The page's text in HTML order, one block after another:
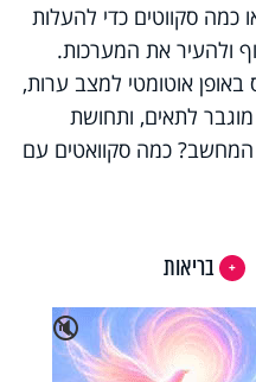
כמה סקווטים כדי להעלות
ולהעיר את המערכות.
אוטומטי למצב ערות,
לתאים, ותחושת
המחשב? כמה סקוואטים עם
בריאות
🔇